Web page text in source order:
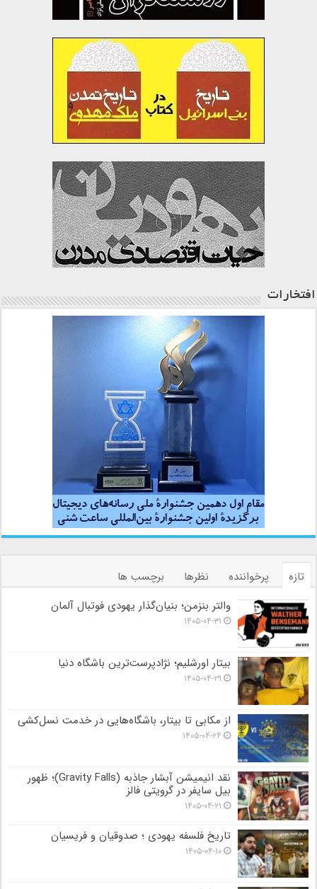
افتخارات
تازه پرخواننده نظرها
برچسب ها
والتر بنزمن؛ بنیان‌گذار یهودی فوتبال آلمان
۱۴۰۵-۰۴-۳۱
بیتار اورشلیم؛ نژادپرست‌ترین باشگاه دنیا
۱۴۰۵-۰۴-۲۹
از مکابی تا بیتار، باشگاه‌هایی در خدمت نسل‌کشی
۱۴۰۵-۰۴-۲۴
نقد انیمیشن آبشار جاذبه (Gravity Falls)؛ ظهور
بیل سایفر در گرویتی فالز
۱۴۰۵-۰۴-۲۱
تاریخ فلسفه یهودی ؛ صدوقیان و فریسیان
۱۴۰۵-۰۴-۱۰